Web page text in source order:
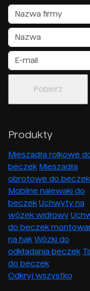
Produkty
Mieszadła rolkowe
beczek Mieszadła
obrotowe do beczek
Mobilne nalewaki do
beczek Uchwyty na
wózek widłowy
do beczek
na hak Wózki do
odkładania beczek
do beczek
Odkryj wszystko